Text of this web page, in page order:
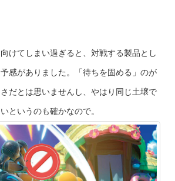
けてしまい過ぎると、対戦する製品とし
感がありました。「待ちを固める」のが
だとは思いませんし、やはり同じ土壌で
というのも確かなので。